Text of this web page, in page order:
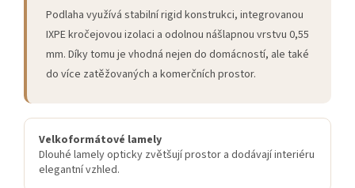
Podlaha využívá stabilní rigid konstrukci, integrovanou
IXPE kročejovou izolaci a odolnou nášlapnou vrstvu 0,55
mm. Díky tomu je vhodná nejen do domácností, ale také
do více zatěžovaných a komerčních prostor.
Velkoformátové lamely
Dlouhé lamely opticky zvětšují prostor a dodávají interiéru
elegantní vzhled.